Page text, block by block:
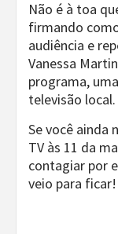
Não é à toa
firmando
audiência e
Vanessa
programa,
televisão local.
Se você ainda
TV às 11 da
contagiar por
veio para ficar!